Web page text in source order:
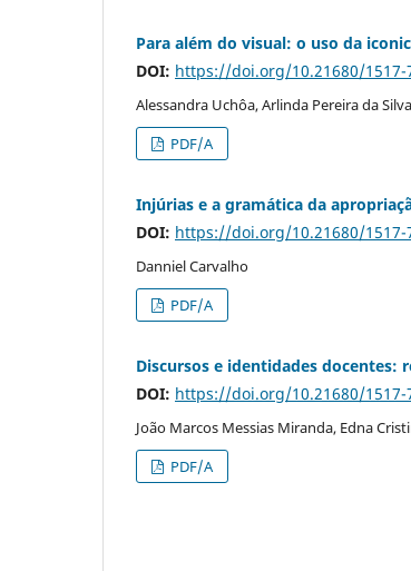
Para além do visual: o uso da
DOI: https://doi.org/10.21680/1517-
Alessandra Uchôa, Arlinda Pereira da
PDF/A
Injúrias e a gramática da
DOI: https://doi.org/10.21680/1517-
Danniel Carvalho
PDF/A
Discursos e identidades docentes:
DOI: https://doi.org/10.21680/1517-
João Marcos Messias Miranda, Edna
PDF/A